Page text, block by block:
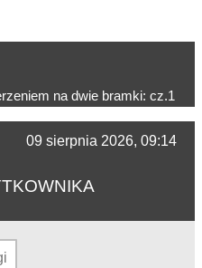
na dwie bramki: cz.1
09 sierpnia 2026, 09:14